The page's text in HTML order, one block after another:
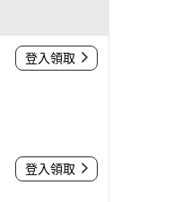
登入領取
登入領取